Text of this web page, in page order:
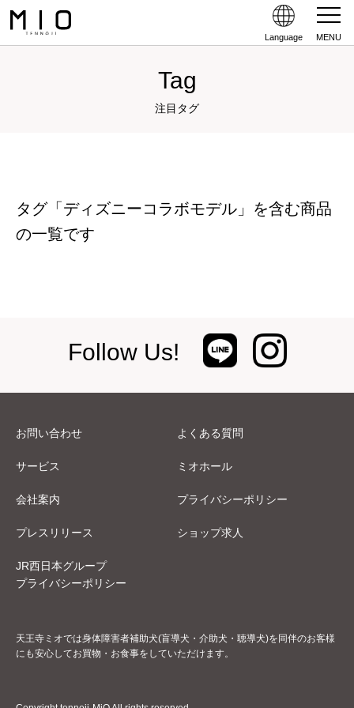
Language MENU
Tag
注目タグ
タグ「ディズニーコラボモデル」を含む商品
の一覧です
Follow Us!
お問い合わせ よくある質問
サービス ミオホール
会社案内 プライバシーポリシー
プレスリリース ショップ求人
JR西日本グループ
プライバシーポリシー
天王寺ミオでは身体障害者補助犬(盲導犬・介助犬・聴導犬)を同伴のお客様
にも安心してお買物・お食事をしていただけます。